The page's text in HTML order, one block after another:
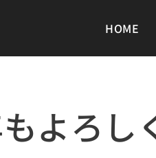
HOME
よろし